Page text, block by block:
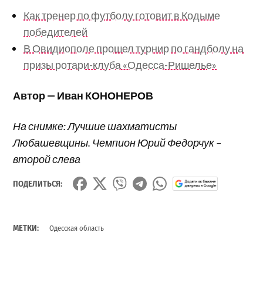
Как тренер по футболу готовит в Кодыме
победителей
В Овидиополе прошел турнир по гандболу на
призы ротари-клуба «Одесса-Ришелье»
Автор — Иван КОНОНЕРОВ
На снимке: Лучшие шахматисты
Любашевщины. Чемпион Юрий Федорчук –
второй слева
ПОДЕЛИТЬСЯ:
МЕТКИ: Одесская область